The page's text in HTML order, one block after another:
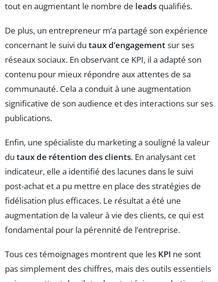
tout en augmentant le nombre de leads qualifiés.
De plus, un entrepreneur m’a partagé son expérience
concernant le suivi du taux d’engagementsur ses
réseaux sociaux. En observant ce KPI, il a adapté son
contenu pour mieux répondre aux attentes de sa
communauté. Cela a conduit à une augmentation
significative de son audience et des interactions sur ses
publications.
Enfin, une spécialiste du marketing a souligné la valeur
du taux de rétention des clients. En analysant cet
indicateur, elle a identifié des lacunes dans le suivi
post-achat et a pu mettre en place des stratégies de
fidélisation plus efficaces. Le résultat a été une
augmentation de la valeur à vie des clients, ce qui est
fondamental pour la pérennité de l’entreprise.
Tous ces témoignages montrent que les KPI ne sont
pas simplement des chiffres, mais des outils essentiels